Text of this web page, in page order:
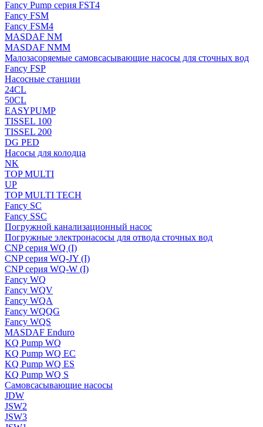
Fancy Pump серия FST4
Fancy FSM
Fancy FSM4
MASDAF NM
MASDAF NMM
Малозасоряемые самовсасывающие насосы для сточных вод
Fancy FSP
Насосные станции
24CL
50CL
EASYPUMP
TISSEL 100
TISSEL 200
DG PED
Насосы для колодца
NK
TOP MULTI
UP
TOP MULTI TECH
Fancy SC
Fancy SSC
Погружной канализационный насос
Погружные электронасосы для отвода сточных вод
CNP серия WQ (I)
CNP серия WQ-JY (I)
CNP серия WQ-W (I)
Fancy WQ
Fancy WQV
Fancy WQA
Fancy WQQG
Fancy WQS
MASDAF Enduro
KQ Pump WQ
KQ Pump WQ EC
KQ Pump WQ ES
KQ Pump WQ S
Самовсасывающие насосы
JDW
JSW2
JSW3